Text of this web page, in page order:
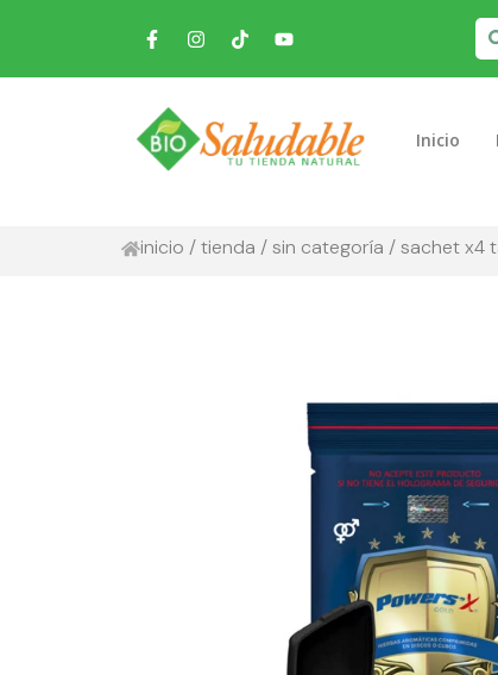
Inicio
inicio /tienda /sin categoría / sachet x4